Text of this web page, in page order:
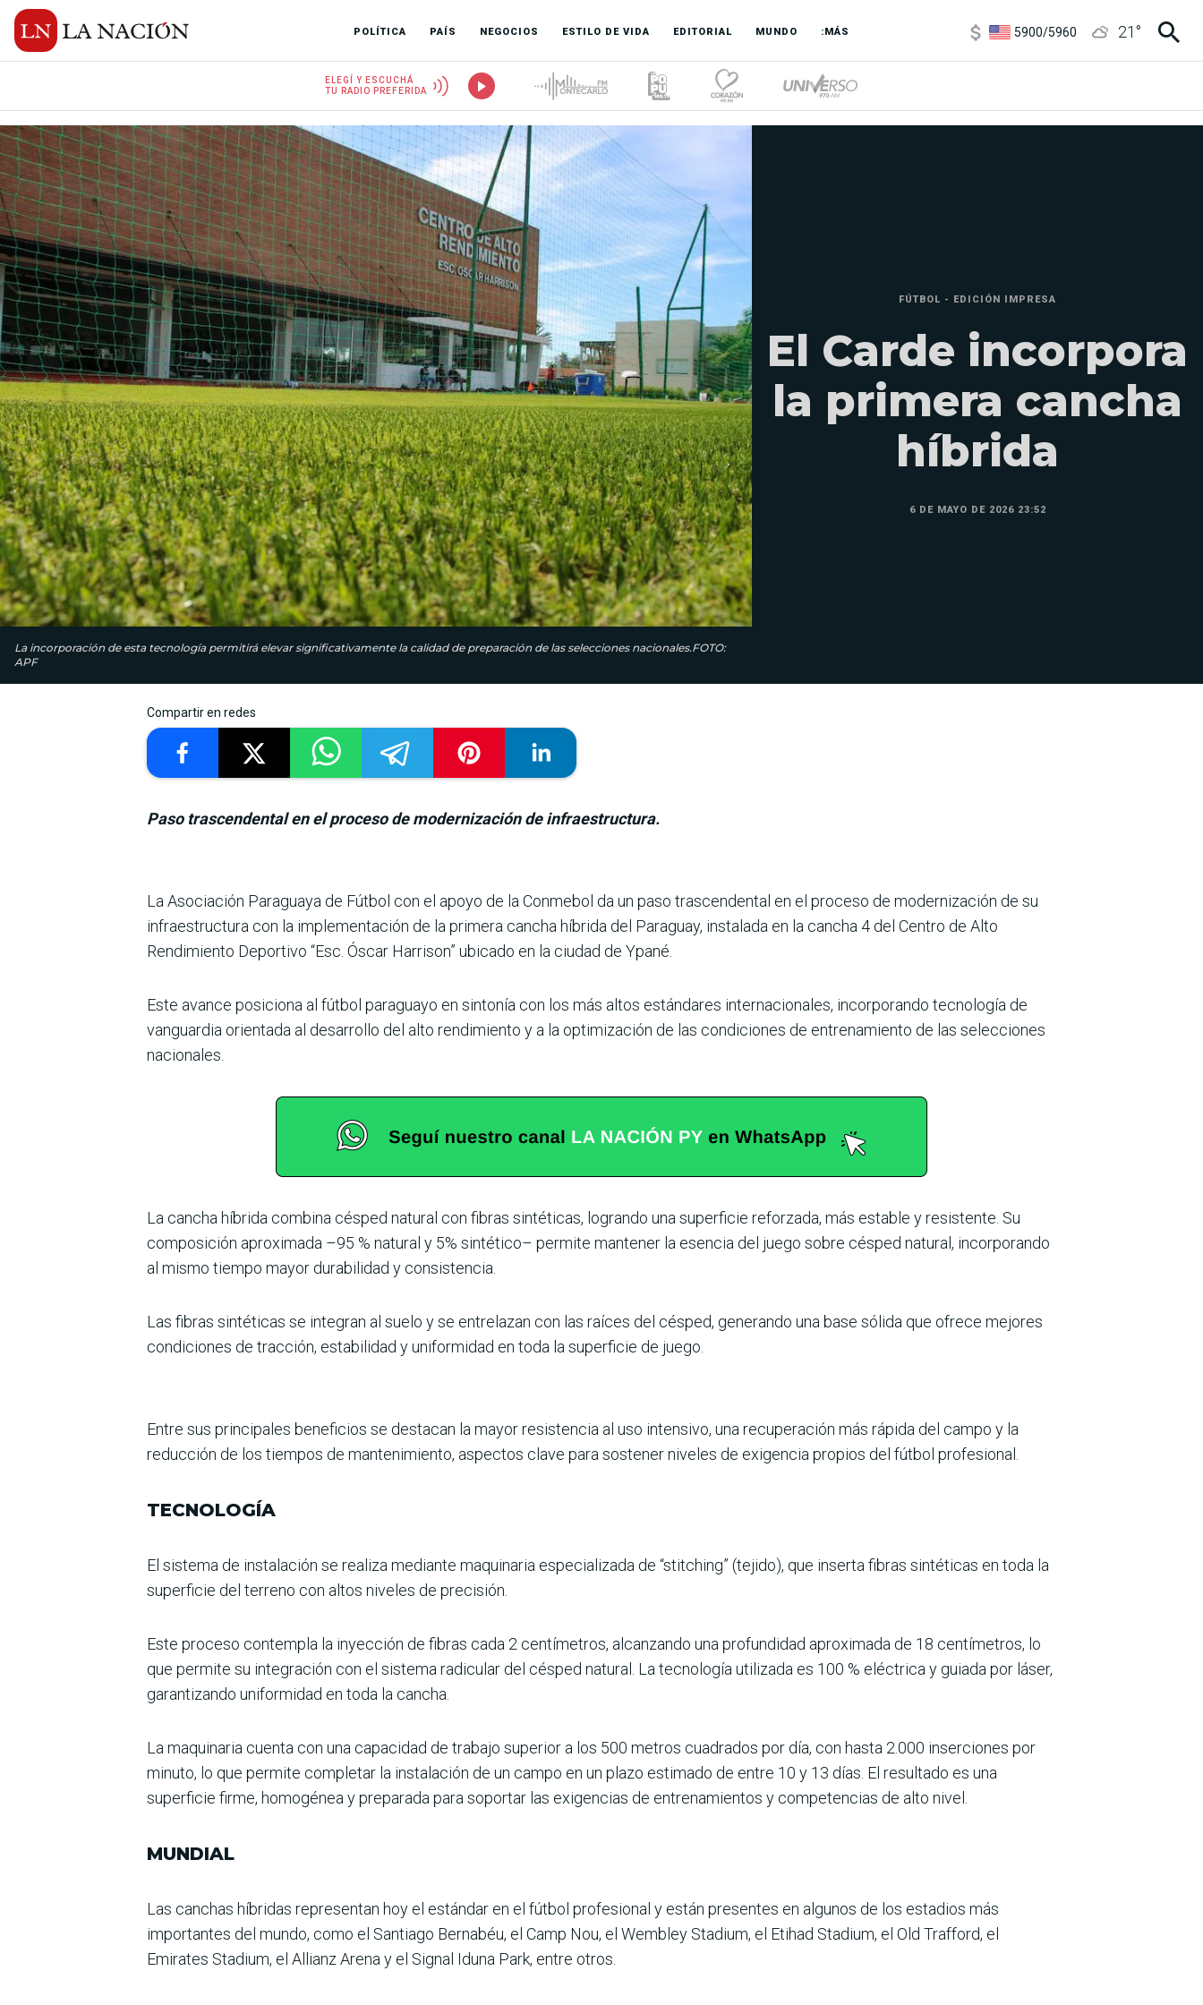
POLÍTICA PAÍS NEGOCIOS ESTILO DE VIDA EDITORIAL MUNDO :MÁS
5900/5960
5900/5960
21 °
ELEGÍ Y ESCUCHÁ
TU RADIO PREFERIDA
La incorporación de esta tecnología permitirá elevar significativamente la calidad de preparación de las selecciones nacionales.FOTO:
APF
FÚTBOL - EDICIÓN IMPRESA
El Carde incorpora
la primera cancha
híbrida
6 DE MAYO DE 2026 23:52
Compartir en redes
Paso trascendental en el proceso de modernización de infraestructura.
La Asociación Para­guaya de Fútbol con el apoyo de la Conme­bol da un paso trascendental en el proceso de modernización de su
infraestructura con la imple­mentación de la primera can­cha híbrida del Paraguay, ins­talada en la cancha 4 del Centro de Alto
Rendimiento Deportivo “Esc. Óscar Harrison” ubicado en la ciudad de Ypané.
Este avance posiciona al fútbol paraguayo en sintonía con los más altos estándares interna­cionales, incorporando tecno­logía de
vanguardia orientada al desarrollo del alto rendimiento y a la optimización de las condi­ciones de entrenamiento de las selecciones
nacionales.
La cancha híbrida combina césped natural con fibras sin­téticas, logrando una superficie reforzada, más estable y resis­tente. Su
composición apro­ximada –95 % natural y 5% sintético– permite mantener la esencia del juego sobre cés­ped natural, incorporando
al mismo tiempo mayor durabi­lidad y consistencia.
Las fibras sintéticas se integran al suelo y se entrelazan con las raíces del césped, generando una base sólida que ofrece mejores
condiciones de trac­ción, estabilidad y uniformidad en toda la superficie de juego.
Entre sus principales bene­ficios se destacan la mayor resistencia al uso intensivo, una recuperación más rápida del campo y la
reducción de los tiempos de mantenimiento, aspectos clave para sostener niveles de exigencia propios del fútbol profesional.
TECNOLOGÍA
El sistema de instalación se rea­liza mediante maquinaria espe­cializada de “stitching” (tejido), que inserta fibras sintéticas en toda la
superficie del terreno con altos niveles de precisión.
Este proceso contempla la inyección de fibras cada 2 centímetros, alcanzando una profundidad aproximada de 18 centímetros, lo
que permite su integración con el sistema radicular del césped natural. La tecnología utilizada es 100 % eléctrica y guiada por láser,
garantizando uniformidad en toda la cancha.
La maquinaria cuenta con una capacidad de trabajo supe­rior a los 500 metros cuadra­dos por día, con hasta 2.000 inserciones por
minuto, lo que permite completar la ins­talación de un campo en un plazo estimado de entre 10 y 13 días. El resultado es una
superficie firme, homogénea y preparada para soportar las exigencias de entrenamientos y competencias de alto nivel.
MUNDIAL
Las canchas híbridas repre­sentan hoy el estándar en el fútbol profesional y están presentes en algunos de los estadios más
importantes del mundo, como el Santiago Bernabéu, el Camp Nou, el Wembley Stadium, el Etihad Stadium, el Old Trafford, el
Emirates Stadium, el Allianz Arena y el Signal Iduna Park, entre otros.